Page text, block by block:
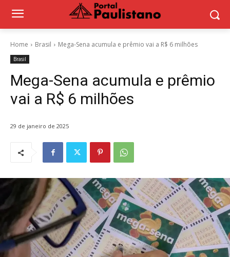
Home Brasil Mega-Sena acumula e prêmio vai a R$ 6 milhões
Brasil
Mega-Sena acumula e prêmio
vai a R$ 6 milhões
29 de janeiro de 2025